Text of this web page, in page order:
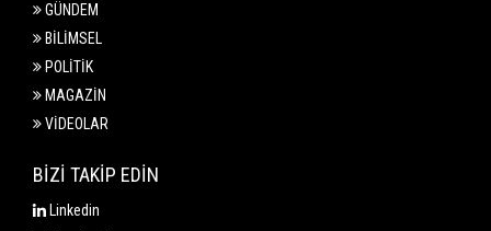
GÜNDEM
BİLİMSEL
POLİTİK
MAGAZİN
VİDEOLAR
BİZİ TAKİP EDİN
Linkedin